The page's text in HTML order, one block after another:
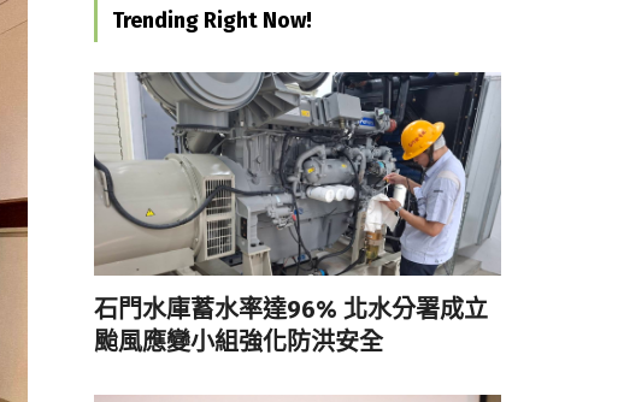
Trending Right Now!
石門水庫蓄水率達96% 北水分署成立
颱風應變小組強化防洪安全